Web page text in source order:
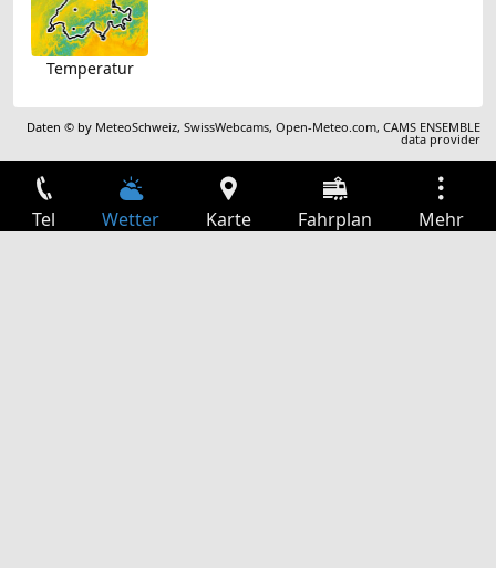
Temperatur
Daten © by MeteoSchweiz,SwissWebcams,Open-Meteo.com,CAMS ENSEMBLE
data provider
Tel Wetter Karte Fahrplan Mehr